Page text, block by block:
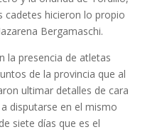
cadetes hicieron lo propio
Bergamaschi.
la presencia de atletas
de la provincia que al
ultimar detalles de cara
disputarse en el mismo
siete días que es el